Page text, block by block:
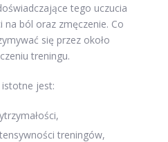
tego uczucia
ból oraz zmęczenie. Co
się przez około
treningu.
jest:
treningów,